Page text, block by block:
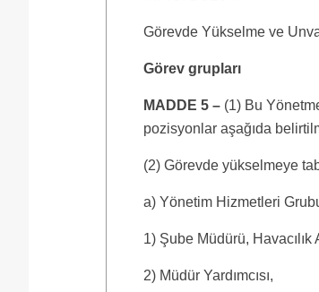
Görevde Yükselme ve
Görev grupları
MADDE 5 – (1) Bu
pozisyonlar aşağıda
(2) Görevde yükselmeye
a) Yönetim Hizmetleri
1) Şube Müdürü,
2) Müdür Yardımcısı,